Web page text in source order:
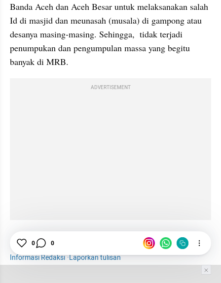
Banda Aceh dan Aceh Besar untuk melaksanakan salah
Id di masjid dan meunasah (musala) di gampong atau
desanya masing-masing. Sehingga,  tidak terjadi
penumpukan dan pengumpulan massa yang begitu
banyak di MRB.
ADVERTISEMENT
Ramadhan 2021
Idul Fitri
Informasi Redaksi·Laporkan tulisan
0 0